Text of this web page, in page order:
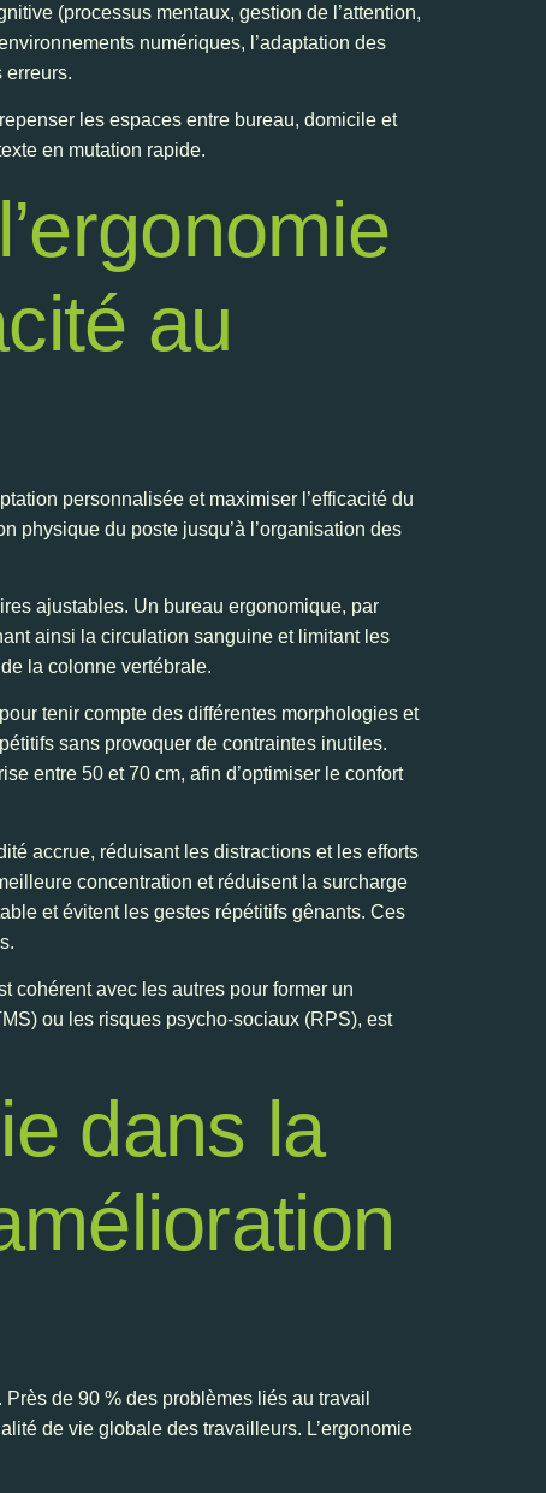
(processus mentaux, gestion de l’attention,
numériques, l’adaptation des
erreurs.
les espaces entre bureau, domicile et
en mutation rapide.
au
personnalisée et maximiser l’efficacité du
physique du poste jusqu’à l’organisation des
ajustables. Un bureau ergonomique, par
ainsi la circulation sanguine et limitant les
la colonne vertébrale.
tenir compte des différentes morphologies et
sans provoquer de contraintes inutiles.
entre 50 et 70 cm, afin d’optimiser le confort
accrue, réduisant les distractions et les efforts
concentration et réduisent la surcharge
et évitent les gestes répétitifs gênants. Ces
cohérent avec les autres pour former un
ou les risques psycho-sociaux (RPS), est
dans la
de 90 % des problèmes liés au travail
de vie globale des travailleurs. L’ergonomie